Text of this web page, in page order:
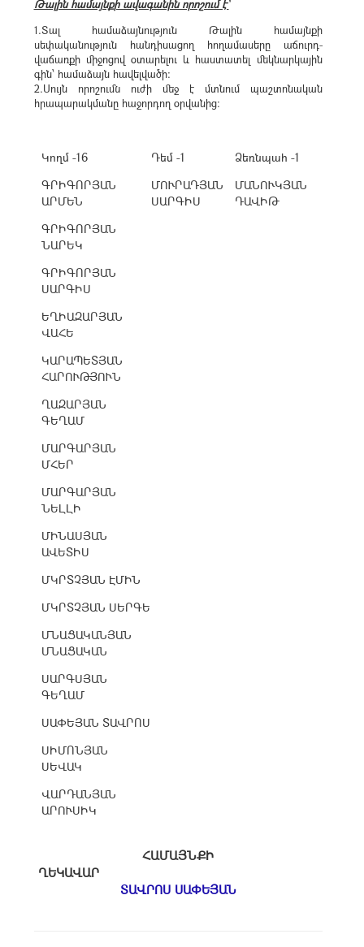
Թալին համայնքի ավագանին որոշում է՝
1.Տալ համաձայնություն Թալին համայնքի
սեփականություն հանդիսացող հողամասերը աճուրդ-
վաճառքի միջոցով օտարելու և հաստատել մեկնարկային
գին՝ համաձայն հավելվածի:
2.Սույն որոշումն ուժի մեջ է մտնում պաշտոնական
հրապարակմանը հաջորդող օրվանից:
Կողմ -16
ԳՐԻԳՈՐՅԱՆ
ԱՐՄԵՆ
ԳՐԻԳՈՐՅԱՆ
ՆԱՐԵԿ
ԳՐԻԳՈՐՅԱՆ
ՍԱՐԳԻՍ
ԵՂԻԱԶԱՐՅԱՆ
ՎԱՀԵ
ԿԱՐԱՊԵՏՅԱՆ
ՀԱՐՈՒԹՅՈՒՆ
ՂԱԶԱՐՅԱՆ
ԳԵՂԱՄ
ՄԱՐԳԱՐՅԱՆ
ՄՀԵՐ
ՄԱՐԳԱՐՅԱՆ
ՆԵԼԼԻ
ՄԻՆԱՍՅԱՆ
ԱՎԵՏԻՍ
ՄԿՐՏՉՅԱՆ ԷՄԻՆ
ՄԿՐՏՉՅԱՆ ՍԵՐԳԵ
ՄՆԱՑԱԿԱՆՅԱՆ
ՄՆԱՑԱԿԱՆ
ՍԱՐԳՍՅԱՆ
ԳԵՂԱՄ
ՍԱՓԵՅԱՆ ՏԱՎՐՈՍ
ՍԻՄՈՆՅԱՆ
ՍԵՎԱԿ
ՎԱՐԴԱՆՅԱՆ
ԱՐՈՒՍԻԿ
Դեմ -1
ՄՈՒՐԱԴՅԱՆ
ՍԱՐԳԻՍ
Ձեռնպահ -1
ՄԱՆՈՒԿՅԱՆ
ԴԱՎԻԹ
ՀԱՄԱՅՆՔԻ
ՂԵԿԱՎԱՐ
ՏԱՎՐՈՍ ՍԱՓԵՅԱՆ